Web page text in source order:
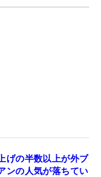
げの半数以上が外ブ
の人気が落ちてい